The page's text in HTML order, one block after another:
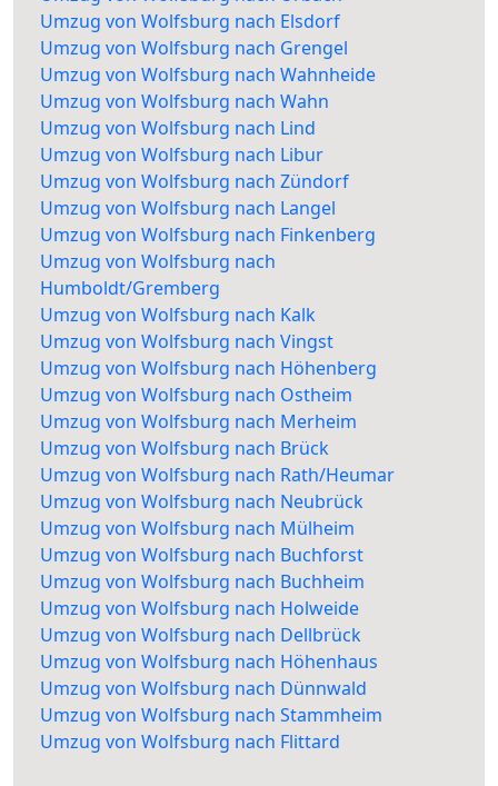
Umzug von Wolfsburg nach Elsdorf
Umzug von Wolfsburg nach Grengel
Umzug von Wolfsburg nach Wahnheide
Umzug von Wolfsburg nach Wahn
Umzug von Wolfsburg nach Lind
Umzug von Wolfsburg nach Libur
Umzug von Wolfsburg nach Zündorf
Umzug von Wolfsburg nach Langel
Umzug von Wolfsburg nach Finkenberg
Umzug von Wolfsburg nach
Humboldt/Gremberg
Umzug von Wolfsburg nach Kalk
Umzug von Wolfsburg nach Vingst
Umzug von Wolfsburg nach Höhenberg
Umzug von Wolfsburg nach Ostheim
Umzug von Wolfsburg nach Merheim
Umzug von Wolfsburg nach Brück
Umzug von Wolfsburg nach Rath/Heumar
Umzug von Wolfsburg nach Neubrück
Umzug von Wolfsburg nach Mülheim
Umzug von Wolfsburg nach Buchforst
Umzug von Wolfsburg nach Buchheim
Umzug von Wolfsburg nach Holweide
Umzug von Wolfsburg nach Dellbrück
Umzug von Wolfsburg nach Höhenhaus
Umzug von Wolfsburg nach Dünnwald
Umzug von Wolfsburg nach Stammheim
Umzug von Wolfsburg nach Flittard